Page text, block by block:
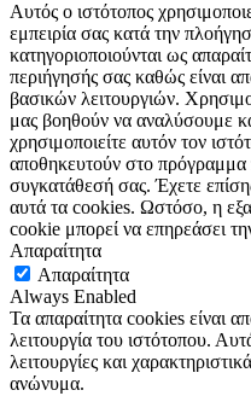
Αυτός ο ιστότοπος
εμπειρία σας κατά την
κατηγοριοποιούνται ως
περιήγησής σας καθώς είναι
βασικών λειτουργιών.
μας βοηθούν να αναλύσουμε
χρησιμοποιείτε αυτόν τον
αποθηκευτούν στο πρόγραμμα
συγκατάθεσή σας. Έχετε
αυτά τα cookies. Ωστόσο, η
cookie μπορεί να επηρεάσει
Απαραίτητα
Απαραίτητα
Always Enabled
Τα απαραίτητα cookies είναι
λειτουργία του ιστότοπου.
λειτουργίες και
ανώνυμα.